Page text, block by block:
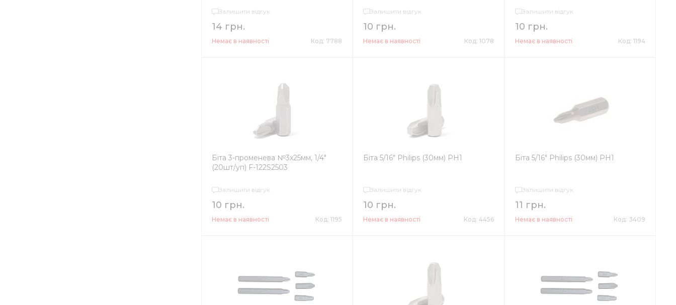
Залишити відгук
14 грн.
Немає в наявності Код: 7788
Залишити відгук
10 грн.
Немає в наявності Код: 1078
Залишити відгук
10 грн.
Немає в наявності Код: 1194
Біта 3-променева №3х25мм, 1/4"
(20шт/уп) F-122S2503
Залишити відгук
10 грн.
Немає в наявності Код: 1195
Біта 5/16" Philips (30мм) PH1
Залишити відгук
10 грн.
Немає в наявності Код: 4456
Біта 5/16" Philips (30мм) PH1
Залишити відгук
11 грн.
Немає в наявності Код: 3409